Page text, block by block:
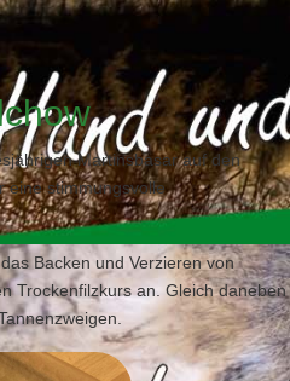
Martinsbasar auf den
eine stimmungsvolle
Backen und Verzieren von
Trockenfilzkurs an. Gleich daneben